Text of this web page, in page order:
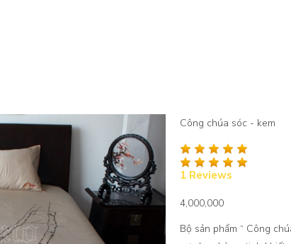
Công chúa sóc - kem
1 Reviews
4,000,000
Bộ sản phẩm “ Công